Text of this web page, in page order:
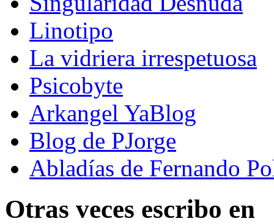
Linotipo
La vidriera irrespetuosa
Psicobyte
Arkangel YaBlog
Blog de PJorge
Abladías de Fernando
Otras veces escribo en